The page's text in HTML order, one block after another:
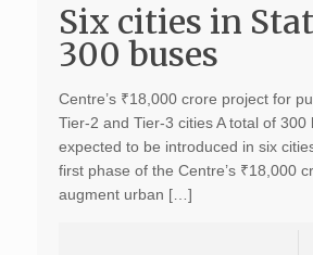
Six cities in
300 buses
Centre’s ₹18,000 crore project for
Tier-2 and Tier-3 cities A total of 300
expected to be introduced in six
first phase of the Centre’s ₹18,000
augment urban […]